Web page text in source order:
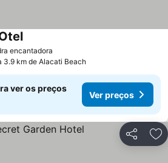
encantadora
Ver preços
3.9 km de Alacati Beach
ver os preços
Ver preços
Partilhar